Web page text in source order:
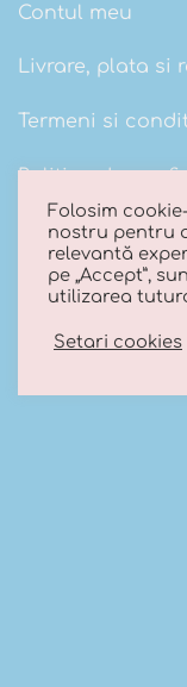
Contul meu
Livrare, plata si
Termeni si
Politica de
Politica cookies
Folosim
nostru pentru
relevantă
pe „Accept”,
utilizarea
Setari cookies